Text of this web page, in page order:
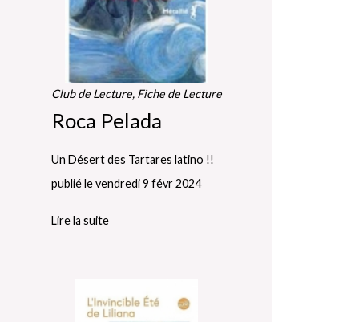
Club de Lecture, Fiche de Lecture
Roca Pelada
Un Désert des Tartares latino !!
publié le vendredi 9 févr 2024
Lire la suite